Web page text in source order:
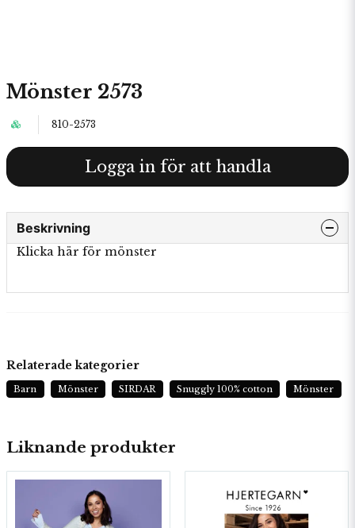
Mönster 2573
810-2573
Logga in för att handla
Beskrivning
Klicka här för mönster
Liknande produkter
Relaterade kategorier
Barn Mönster SIRDAR Snuggly 100% cotton Mönster